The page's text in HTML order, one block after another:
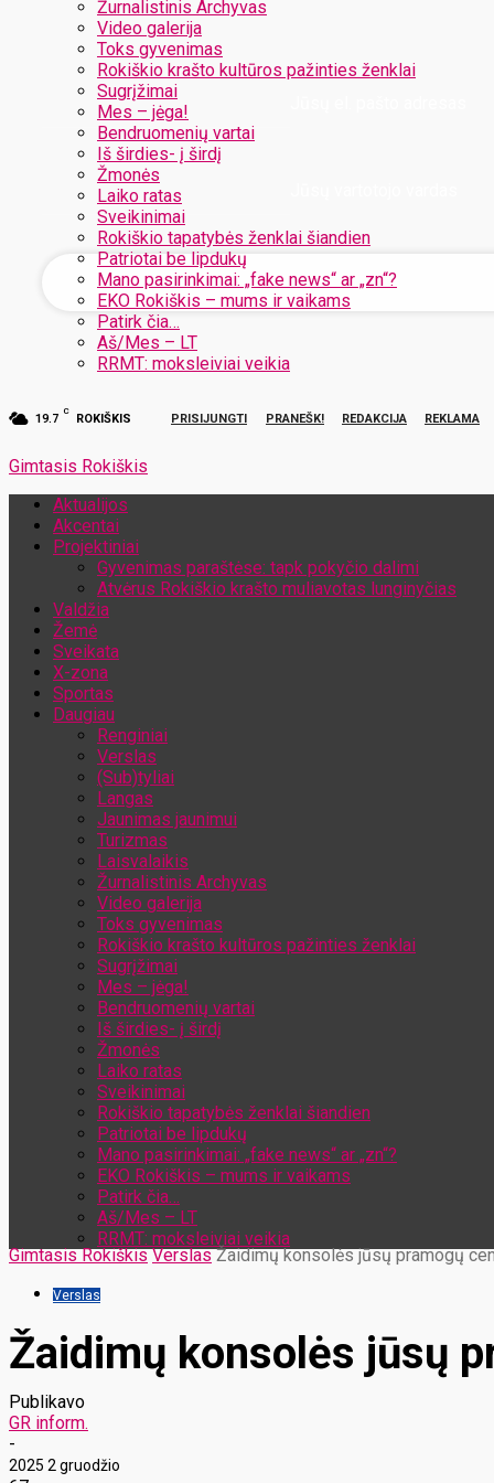
Žurnalistinis Archyvas
Video galerija
Toks gyvenimas
Rokiškio krašto kultūros pažinties ženklai
Sugrįžimai
Mes – jėga!
Bendruomenių vartai
Iš širdies- į širdį
Žmonės
Laiko ratas
Sveikinimai
Rokiškio tapatybės ženklai šiandien
Patriotai be lipdukų
Mano pasirinkimai: „fake news“ ar „zn“?
EKO Rokiškis – mums ir vaikams
Patirk čia…
Aš/Mes – LT
RRMT: moksleiviai veikia
19.7
C
ROKIŠKIS PRISIJUNGTI PRANEŠK! REDAKCIJA REKLAMA
Gimtasis Rokiškis
Aktualijos
Akcentai
Projektiniai
Gyvenimas paraštėse: tapk pokyčio dalimi
Atvėrus Rokiškio krašto muliavotas lunginyčias
Valdžia
Žemė
Sveikata
X-zona
Sportas
Daugiau
Renginiai
Verslas
(Sub)tyliai
Langas
Jaunimas jaunimui
Turizmas
Laisvalaikis
Žurnalistinis Archyvas
Video galerija
Toks gyvenimas
Rokiškio krašto kultūros pažinties ženklai
Sugrįžimai
Mes – jėga!
Bendruomenių vartai
Iš širdies- į širdį
Žmonės
Laiko ratas
Sveikinimai
Rokiškio tapatybės ženklai šiandien
Patriotai be lipdukų
Mano pasirinkimai: „fake news“ ar „zn“?
EKO Rokiškis – mums ir vaikams
Patirk čia…
Aš/Mes – LT
RRMT: moksleiviai veikia
Gimtasis Rokiškis Verslas Žaidimų konsolės jūsų pramogų
Verslas
Žaidimų konsolės jūsų
Publikavo
GR inform.
-
2025 2 gruodžio